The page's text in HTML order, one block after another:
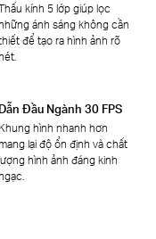
kính 5 lớp giúp lọc
ánh sáng không cần
để tạo ra hình ảnh rõ
Dẫn Đầu Ngành 30 FPS
Khung hình nhanh hơn
lại độ ổn định và chất
hình ảnh đáng kinh